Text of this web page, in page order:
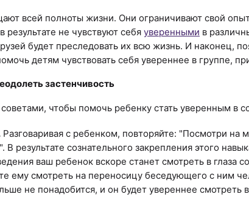
всей полноты жизни. Они ограничивают свой
не чувствуют себя уверенными в
будет преследовать их всю жизнь. И наконец,
детям чувствовать себя увереннее в группе,
застенчивость
чтобы помочь ребенку стать уверенным в
Разговаривая с ребенком, повторяйте: "Посмотри на
В результате сознательного закрепления этого
ваш ребенок вскоре станет смотреть в глаза
ему смотреть на переносицу беседующего с ним
не понадобится, и он будет увереннее смотреть в